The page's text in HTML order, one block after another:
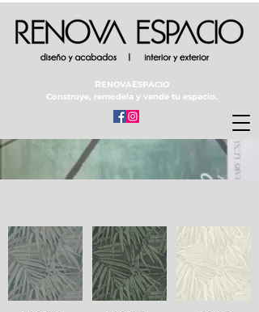
RENOVAESPACIO
Construye, remodela y vende tu espacio.